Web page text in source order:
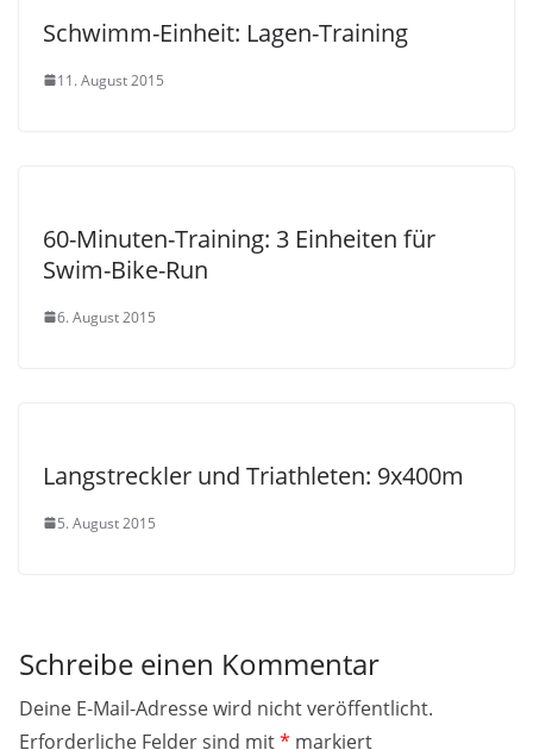
Schwimm-Einheit: Lagen-Training
11. August 2015
60-Minuten-Training: 3 Einheiten für
Swim-Bike-Run
6. August 2015
Langstreckler und Triathleten: 9x400m
5. August 2015
Schreibe einen Kommentar
Deine E-Mail-Adresse wird nicht veröffentlicht.
Erforderliche Felder sind mit* markiert